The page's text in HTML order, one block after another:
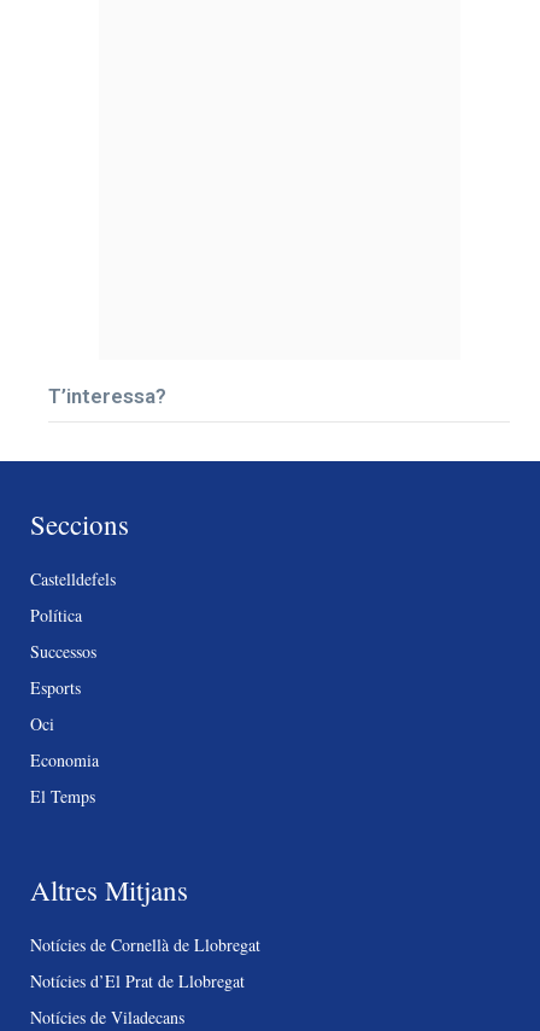
T’interessa?
Seccions
Castelldefels
Política
Successos
Esports
Oci
Economia
El Temps
Altres Mitjans
Notícies de Cornellà de Llobregat
Notícies d’El Prat de Llobregat
Notícies de Viladecans